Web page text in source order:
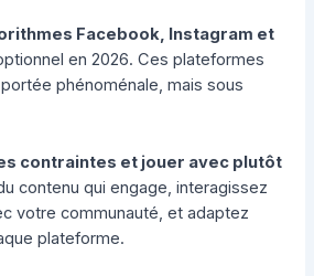
Facebook, Instagram et
en 2026. Ces plateformes
phénoménale, mais sous
contraintes et jouer avec plutôt
contenu qui engage, interagissez
votre communauté, et adaptez
plateforme.